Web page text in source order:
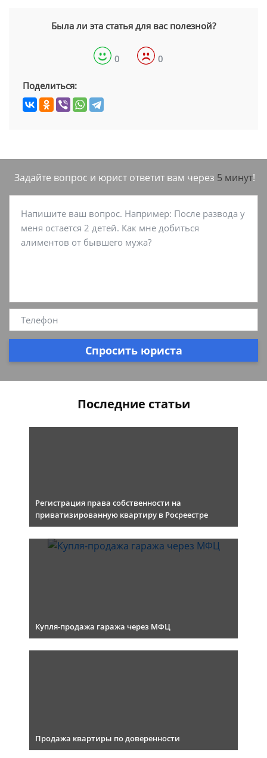
Была ли эта статья для вас полезной?
0 0
Поделиться:
Задайте вопрос и юрист ответит вам через 5 минут!
Спросить юриста
Последние статьи
Регистрация права собственности на
приватизированную квартиру в Росреестре
Купля-продажа гаража через МФЦ
Продажа квартиры по доверенности